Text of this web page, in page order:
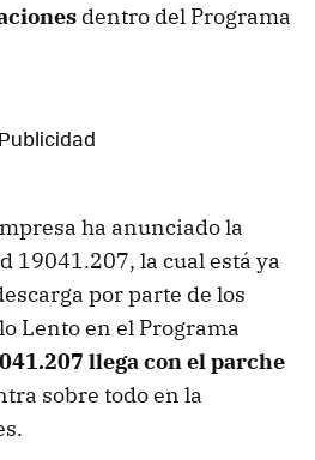
dentro del Programa
ha anunciado la
19041.207, la cual está ya
por parte de los
Lento en el Programa
llega con el parche
sobre todo en la